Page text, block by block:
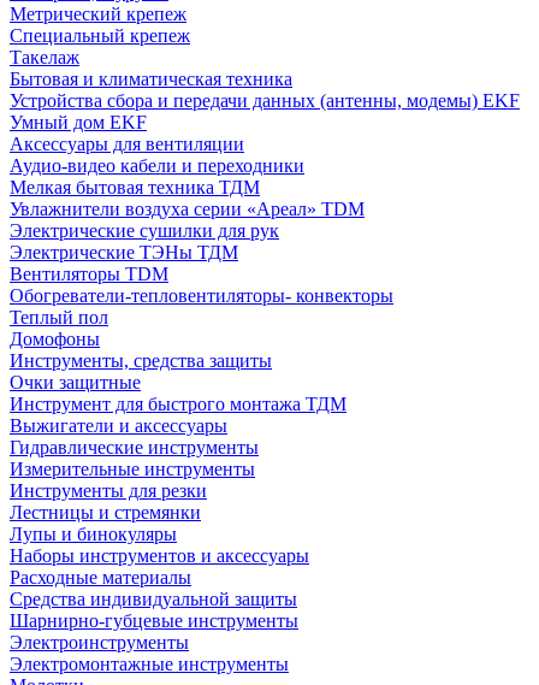
Метрический крепеж
Специальный крепеж
Такелаж
Бытовая и климатическая техника
Устройства сбора и передачи данных (антенны, модемы) EKF
Умный дом EKF
Аксессуары для вентиляции
Аудио-видео кабели и переходники
Мелкая бытовая техника ТДМ
Увлажнители воздуха серии «Ареал» TDM
Электрические сушилки для рук
Электрические ТЭНы ТДМ
Вентиляторы TDM
Обогреватели-тепловентиляторы- конвекторы
Теплый пол
Домофоны
Инструменты, средства защиты
Очки защитные
Инструмент для быстрого монтажа ТДМ
Выжигатели и аксессуары
Гидравлические инструменты
Измерительные инструменты
Инструменты для резки
Лестницы и стремянки
Лупы и бинокуляры
Наборы инструментов и аксессуары
Расходные материалы
Средства индивидуальной защиты
Шарнирно-губцевые инструменты
Электроинструменты
Электромонтажные инструменты